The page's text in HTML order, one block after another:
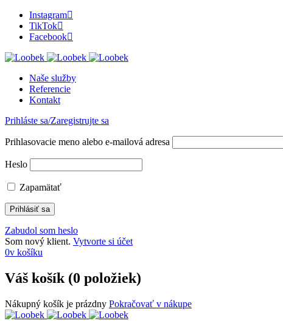
Instagram
TikTok
Facebook
Naše služby
Referencie
Kontakt
Prihláste sa/Zaregistrujte sa
Prihlasovacie meno alebo e-mailová adresa
Heslo
Zapamätať
Zabudol som heslo
Som nový klient. Vytvorte si účet
0v košíku
Váš košík (0 položiek)
Nákupný košík je prázdny Pokračovať v nákupe